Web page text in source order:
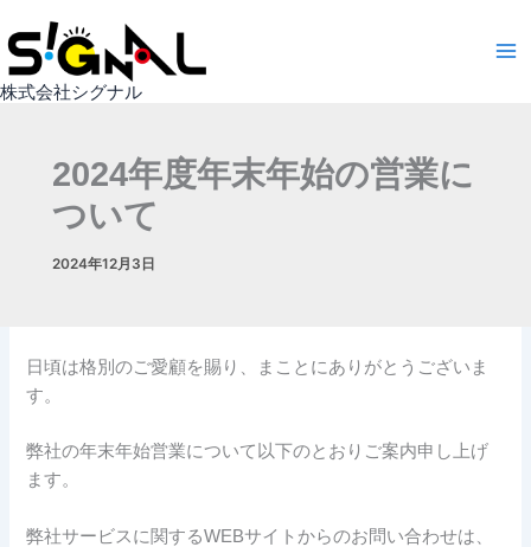
容
を
ス
株式会社シグナル
2024年度年末年始の営業に
ついて
2024年12月3日
日頃は格別のご愛顧を賜り、まことにありがとうございま
す。
弊社の年末年始営業について以下のとおりご案内申し上げ
ます。
弊社サービスに関するWEBサイトからのお問い合わせは、